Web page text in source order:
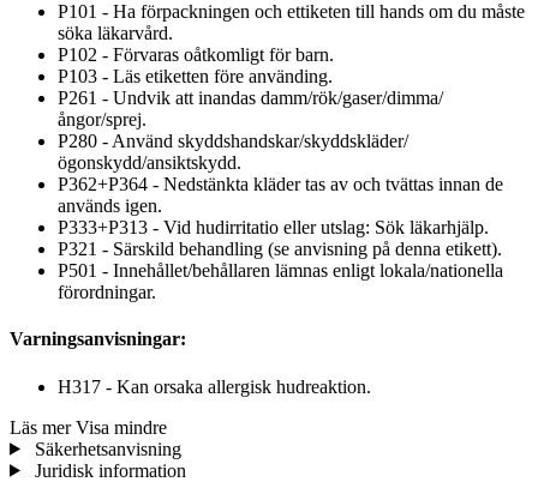
P101 - Ha förpackningen och ettiketen till hands om du måste
söka läkarvård.
P102 - Förvaras oåtkomligt för barn.
P103 - Läs etiketten före använding.
P261 - Undvik att inandas damm/rök/gaser/dimma/
ångor/sprej.
P280 - Använd skyddshandskar/skyddskläder/
ögonskydd/ansiktskydd.
P362+P364 - Nedstänkta kläder tas av och tvättas innan de
används igen.
P333+P313 - Vid hudirritatio eller utslag: Sök läkarhjälp.
P321 - Särskild behandling (se anvisning på denna etikett).
P501 - Innehållet/behållaren lämnas enligt lokala/nationella
förordningar.
Varningsanvisningar:
H317 - Kan orsaka allergisk hudreaktion.
Läs mer Visa mindre
Säkerhetsanvisning
Juridisk information